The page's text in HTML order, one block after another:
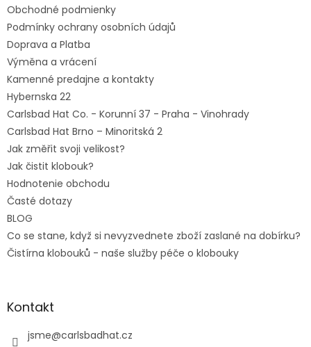
e
Obchodné podmienky
Podmínky ochrany osobních údajů
Doprava a Platba
Výměna a vrácení
Kamenné predajne a kontakty
Hybernska 22
Carlsbad Hat Co. - Korunní 37 - Praha - Vinohrady
Carlsbad Hat Brno – Minoritská 2
Jak změřit svoji velikost?
Jak čistit klobouk?
Hodnotenie obchodu
Časté dotazy
BLOG
Co se stane, když si nevyzvednete zboží zaslané na dobírku?
Čistírna klobouků - naše služby péče o klobouky
Kontakt
jsme@carlsbadhat.cz